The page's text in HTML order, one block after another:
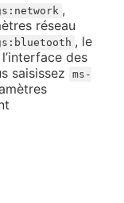
,
réseau
, le
des
saisissez
ms-